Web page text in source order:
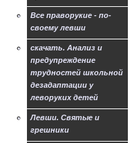
Все праворукие - по-
своему левши
скачать. Анализ и
предупреждение
трудностей школьной
дезадаптации у
леворуких детей
Левши. Святые и
грешники